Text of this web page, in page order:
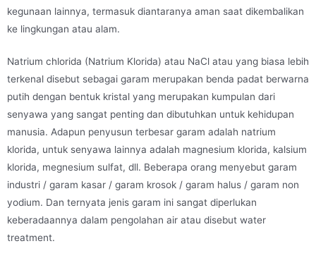
kegunaan lainnya, termasuk diantaranya aman saat dikembalikan
ke lingkungan atau alam.
Natrium chlorida (Natrium Klorida) atau NaCl atau yang biasa lebih
terkenal disebut sebagai garam merupakan benda padat berwarna
putih dengan bentuk kristal yang merupakan kumpulan dari
senyawa yang sangat penting dan dibutuhkan untuk kehidupan
manusia. Adapun penyusun terbesar garam adalah natrium
klorida, untuk senyawa lainnya adalah magnesium klorida, kalsium
klorida, megnesium sulfat, dll. Beberapa orang menyebut garam
industri / garam kasar / garam krosok / garam halus / garam non
yodium. Dan ternyata jenis garam ini sangat diperlukan
keberadaannya dalam pengolahan air atau disebut water
treatment.